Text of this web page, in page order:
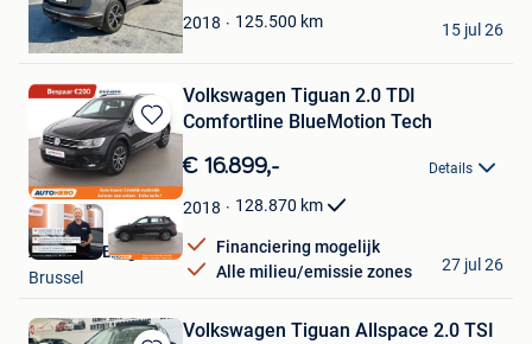
2018 125.500 km
Zakaria
Sint-Gillis
15 jul 26
Bewaren
in
Mijn
Favorieten
Volkswagen Tiguan 2.0 TDI
Comfortline BlueMotion Tech
€ 16.899,- Details
2018 128.870 km
Financiering mogelijk
Alle milieu/emissie zones
Autohero België
Brussel
27 jul 26
Volkswagen Tiguan Allspace 2.0 TSI